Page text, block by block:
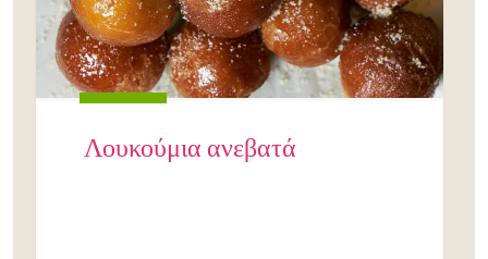
Λουκούμια ανεβατά